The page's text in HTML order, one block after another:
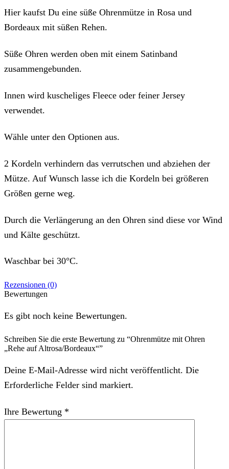
Hier kaufst Du eine süße Ohrenmütze in Rosa und
Bordeaux mit süßen Rehen.
Süße Ohren werden oben mit einem Satinband
zusammengebunden.
Innen wird kuscheliges Fleece oder feiner Jersey
verwendet.
Wähle unter den Optionen aus.
2 Kordeln verhindern das verrutschen und abziehen der
Mütze. Auf Wunsch lasse ich die Kordeln bei größeren
Größen gerne weg.
Durch die Verlängerung an den Ohren sind diese vor Wind
und Kälte geschützt.
Waschbar bei 30°C.
Rezensionen (0)
Bewertungen
Es gibt noch keine Bewertungen.
Schreiben Sie die erste Bewertung zu “Ohrenmütze mit Ohren
„Rehe auf Altrosa/Bordeaux“”
Deine E-Mail-Adresse wird nicht veröffentlicht. Die
Erforderliche Felder sind markiert.
Ihre Bewertung *